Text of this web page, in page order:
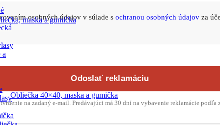
maska a gumička
Obliečka 40×40, maska a gumička
a
osobných údajov v súlade s ochranou osobných údajov za
Odoslať reklamáciu
na zadaný e-mail. Predávajúci má 30 dní na vybavenie reklamácie podľa